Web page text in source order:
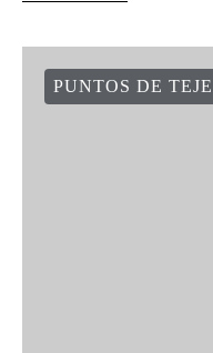
PUNTOS DE